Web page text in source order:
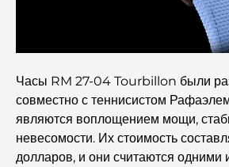
Исследование исторических
во времени.
7 лучших ресторанов в районе
Лучшие школы в районе Дубай
Часы RM 27-04 Tourbillon были
совместно с теннисистом
являются воплощением мощи,
невесомости. Их стоимость
долларов, и они считаются одними